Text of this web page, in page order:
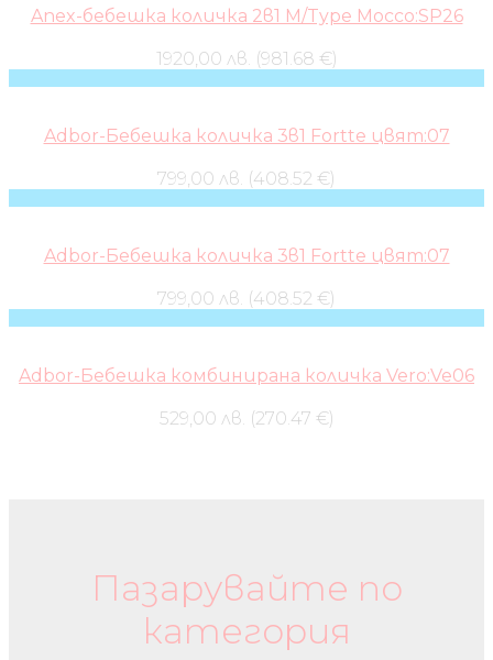
Anex-бебешка количка 2в1 M/Type Mocco:SP26
1920,00 лв. (981.68 €)
Adbor-Бебешка количка 3в1 Fortte цвят:07
799,00 лв. (408.52 €)
Adbor-Бебешка количка 3в1 Fortte цвят:07
799,00 лв. (408.52 €)
Adbor-Бебешка комбинирана количка Vero:Ve06
529,00 лв. (270.47 €)
Пазарувайте по
категория